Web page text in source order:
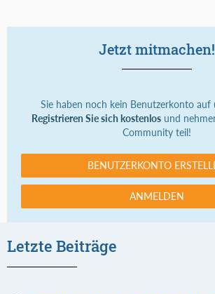
Jetzt mitmachen!
Sie haben noch kein Benutzerkonto auf
Registrieren Sie sich kostenlos und
Community teil!
BENUTZERKONTO
ANMELDEN
Letzte Beiträge